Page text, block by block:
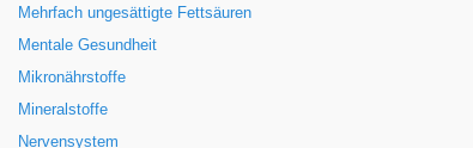
Mehrfach ungesättigte Fettsäuren
Mentale Gesundheit
Mikronährstoffe
Mineralstoffe
Nervensystem